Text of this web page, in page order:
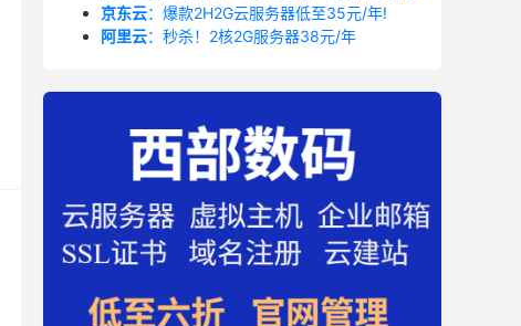
京东云：爆款2H2G云服务器低至35元/年!
阿里云：秒杀！2核2G服务器38元/年